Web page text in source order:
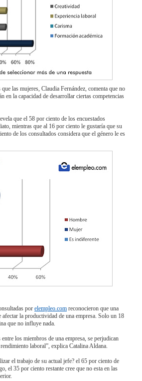
las mujeres, Claudia Fernández, comenta que no
en la capacidad de desarrollar ciertas competencias
que el 58 por ciento de los encuestados
mientras que al 16 por ciento le gustaría que su
de los consultados considera que el género le es
por elempleo.com reconocieron que una
la productividad de una empresa. Solo un 18
que no influye nada.
los miembros de una empresa, se perjudican
laboral”, explica Catalina Aldana.
el trabajo de su actual jefe? el 65 por ciento de
el 35 por ciento restante cree que no esta en las